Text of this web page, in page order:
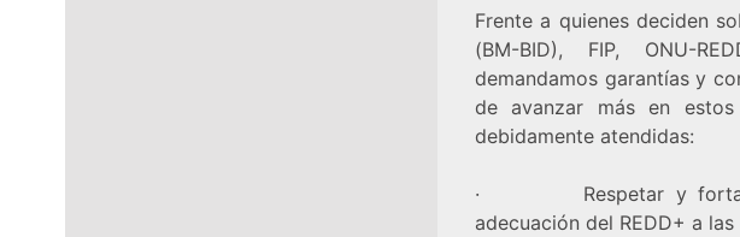
Frente a quienes deciden
(BM-BID), FIP, ONU-
demandamos garantías y
de avanzar más en
debidamente atendidas:
· Respetar y
adecuación del REDD+ a